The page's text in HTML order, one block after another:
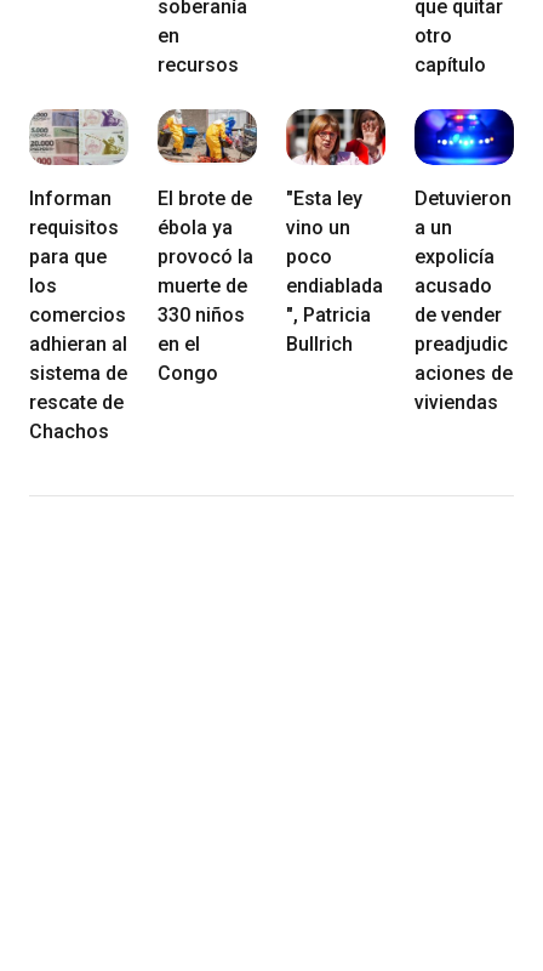
soberanía
en
recursos
que quitar
otro
capítulo
Informan
requisitos
para que
los
comercios
adhieran al
sistema de
rescate de
Chachos
El brote de
ébola ya
provocó la
muerte de
330 niños
en el
Congo
"Esta ley
vino un
poco
endiablada
", Patricia
Bullrich
Detuvieron
a un
expolicía
acusado
de vender
preadjudic
aciones de
viviendas